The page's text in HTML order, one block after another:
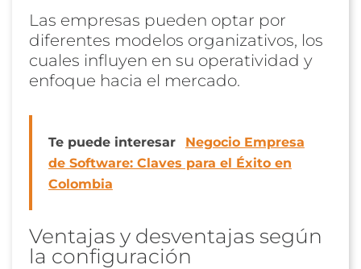
Las empresas pueden optar por
diferentes modelos organizativos, los
cuales influyen en su operatividad y
enfoque hacia el mercado.
Te puede interesar
Negocio Empresa
de Software: Claves para el Éxito en
Colombia
Ventajas y desventajas según
la configuración